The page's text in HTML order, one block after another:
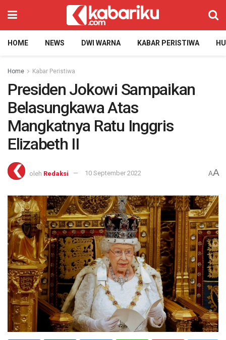
HOME NEWS DWI WARNA KABAR PERISTIWA
Home Kabar Peristiwa
Presiden Jokowi Sampaikan
Belasungkawa Atas
Mangkatnya Ratu Inggris
Elizabeth II
oleh Redaksi 10 September 2022 AA